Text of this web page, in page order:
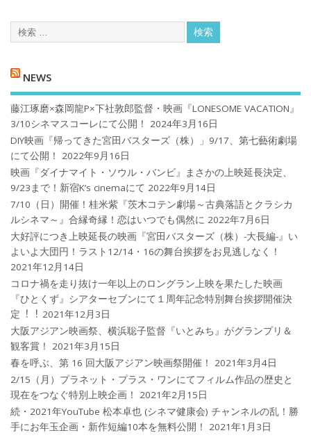
NEWS
藤江琢磨×森岡龍P×下社敦郎監督・映画『LONESOME VACATION』
3/10シネマスコーレにて公開！
2024年3月16日
DIY映画『帰ってきた宮田バスターズ（株）」9/17、第七藝術劇場
にて公開！
2022年9月16日
映画『ダイナマイト・ソウル・バンビ』まさかの上映延長決定、
9/23まで！新宿K’s cinemaにて 2022年9月14日
7/10（日）開催！桂米紫『茨木コテン劇場～古典落語とクラシカ
ルシネマ～』合縁奇縁！恋はいつでも偶然に 2022年7月6日
大好評につき上映延長の映画『宮田バスターズ（株）-大長編-』い
よいよ大団円！ラスト12/14・16の舞台挨拶をお見逃しなく！
2021年12月14日
コロナ禍を⾛り抜け⼀年以上のロングラン上映を果たした映画
『ひとくず』シアターセブンにて１周年記念特別舞台挨拶開催決
定︕︕ 2021年12月3日
大阪アジアン映画祭、横浜聡子監督『いとみち』がグランプリ＆
観客賞！
2021年3月15日
春を呼ぶ、第 16 回大阪アジアン映画祭開催！
2021年3月4日
2/15（月）プラネット・プラス・ワンにてフィルム作品の歴史と
現在をつなぐ特別上映企画！
2021年2月15日
続・2021年YouTube 松本卓也 (シネマ健康会) チャンネルの乱！勝
手にお年玉企画・新作短編10本を無料公開！
2021年1月3日